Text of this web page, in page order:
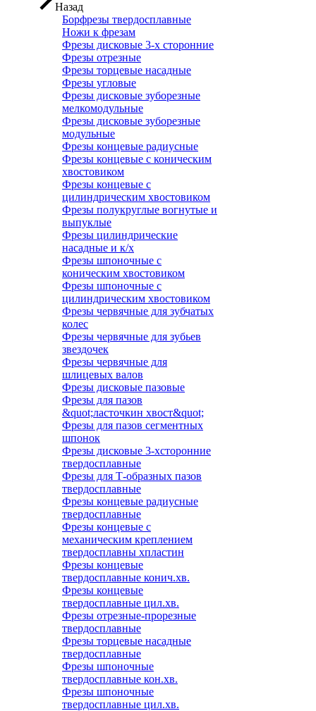
Назад
Борфрезы твердосплавные
Ножи к фрезам
Фрезы дисковые 3-х сторонние
Фрезы отрезные
Фрезы торцевые насадные
Фрезы угловые
Фрезы дисковые зуборезные
мелкомодульные
Фрезы дисковые зуборезные
модульные
Фрезы концевые радиусные
Фрезы концевые с коническим
хвостовиком
Фрезы концевые с
цилиндрическим хвостовиком
Фрезы полукруглые вогнутые и
выпуклые
Фрезы цилиндрические
насадные и к/х
Фрезы шпоночные с
коническим хвостовиком
Фрезы шпоночные с
цилиндрическим хвостовиком
Фрезы червячные для зубчатых
колес
Фрезы червячные для зубьев
звездочек
Фрезы червячные для
шлицевых валов
Фрезы дисковые пазовые
Фрезы для пазов
&quot;ласточкин хвост&quot;
Фрезы для пазов сегментных
шпонок
Фрезы дисковые 3-хсторонние
твердосплавные
Фрезы для Т-образных пазов
твердосплавные
Фрезы концевые радиусные
твердосплавные
Фрезы концевые с
механическим креплением
твердосплавны хпластин
Фрезы концевые
твердосплавные конич.хв.
Фрезы концевые
твердосплавные цил.хв.
Фрезы отрезные-прорезные
твердосплавные
Фрезы торцевые насадные
твердосплавные
Фрезы шпоночные
твердосплавные кон.хв.
Фрезы шпоночные
твердосплавные цил.хв.